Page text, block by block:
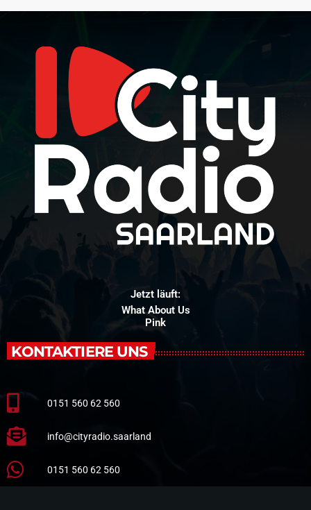
Jetzt läuft:
What About Us
Pink
KONTAKTIERE UNS
0151 560 62 560
info@cityradio.saarland
0151 560 62 560